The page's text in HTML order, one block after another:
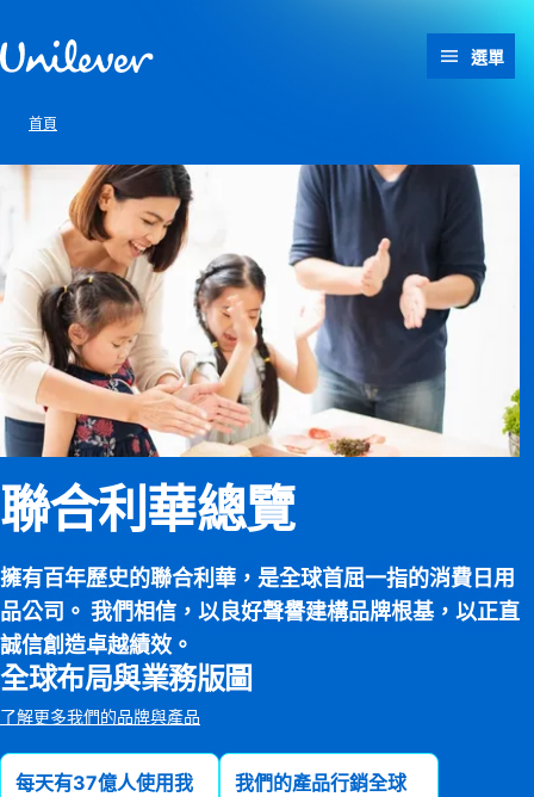
選單
首頁
聯合利華總覽
擁有百年歷史的聯合利華，是全球首屈一指的消費日用
品公司。 我們相信，以良好聲譽建構品牌根基，以正直
誠信創造卓越績效。
全球布局與業務版圖
了解更多我們的品牌與產品
每天有37億人使用我
我們的產品行銷全球